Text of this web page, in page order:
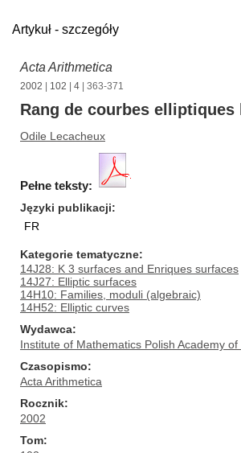
Artykuł - szczegóły
Acta Arithmetica
2002 102 4 | 363-371
Rang de courbes
Odile Lecacheux
Pełne teksty:
Języki publikacji
FR
Kategorie tematyczne
14J28: K 3 surfaces and Enriques surfaces
14J27: Elliptic surfaces
14H10: Families, moduli (algebraic)
14H52: Elliptic curves
Wydawca
Institute of Mathematics Polish Academy of
Czasopismo
Acta Arithmetica
Rocznik
2002
Tom